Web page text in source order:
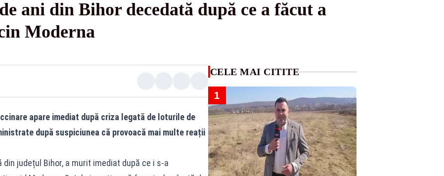
ani din Bihor decedată după ce a făcut a
Moderna
apare imediat după criza legată de loturile de
după suspiciunea că provoacă mai multe reații
județul Bihor, a murit imediat după ce i s-a
CELE MAI CITITE
1